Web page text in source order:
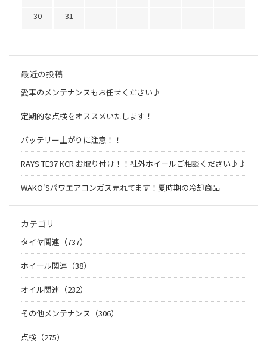
30
31
最近の投稿
愛車のメンテナンスもお任せください♪
定期的な点検をオススメいたします！
バッテリー上がりに注意！！
RAYS TE37 KCR お取り付け！！社外ホイールご相談ください♪♪
WAKO'Sパワエアコンガス売れてます！夏時期の冷却商品
カテゴリ
タイヤ関連（737）
ホイール関連（38）
オイル関連（232）
その他メンテナンス（306）
点検（275）